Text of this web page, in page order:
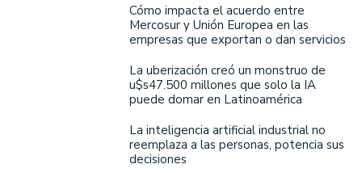
Cómo impacta el acuerdo entre
Mercosur y Unión Europea en las
empresas que exportan o dan servicios
La uberización creó un monstruo de
u$s47.500 millones que solo la IA
puede domar en Latinoamérica
La inteligencia artificial industrial no
reemplaza a las personas, potencia sus
decisiones